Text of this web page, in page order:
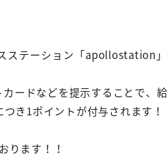
テーション「apollostation
ードなどを提示することで、
き1ポイントが付与されます！
ります！！